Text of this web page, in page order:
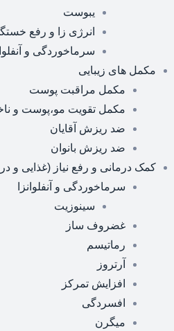
یبوست
انرژی زا و رفع
سرماخوردگی و
مکمل های زیبایی
مکمل مراقبت پوست
مکمل تقویت مو،پوست و
ضد ریزش آقایان
ضد ریزش بانوان
کمک درمانی و رفع نیاز (غذایی و
سرماخوردگی و آنفلوانزا
سینوزیت
غضروف ساز
رماتیسم
آرتروز
افزایش تمرکز
افسردگی
میگرن